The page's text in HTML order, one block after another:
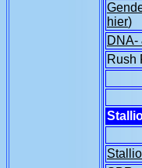
hier)
DNA-
Rush